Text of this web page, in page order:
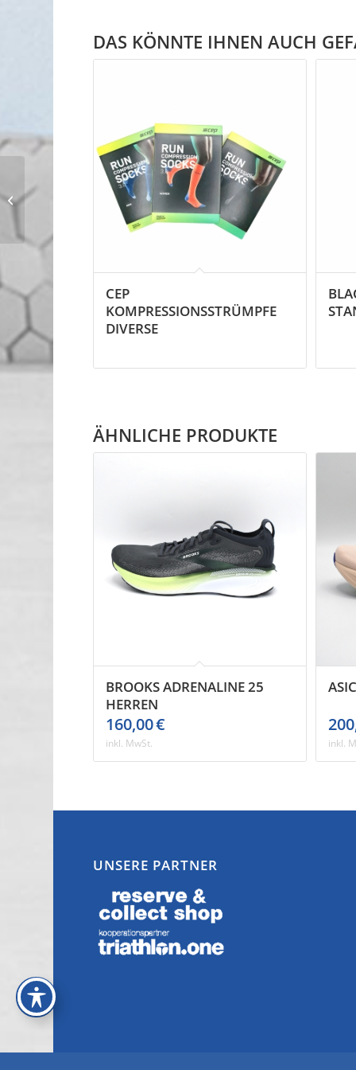
DAS KÖNNTE IHNEN AUCH
CEP
KOMPRESSIONSSTRÜMPFE
DIVERSE
ÄHNLICHE PRODUKTE
BROOKS ADRENALINE 25
HERREN
160,00€
inkl. MwSt. inkl.
UNSERE PARTNER
Adidas Boston 13